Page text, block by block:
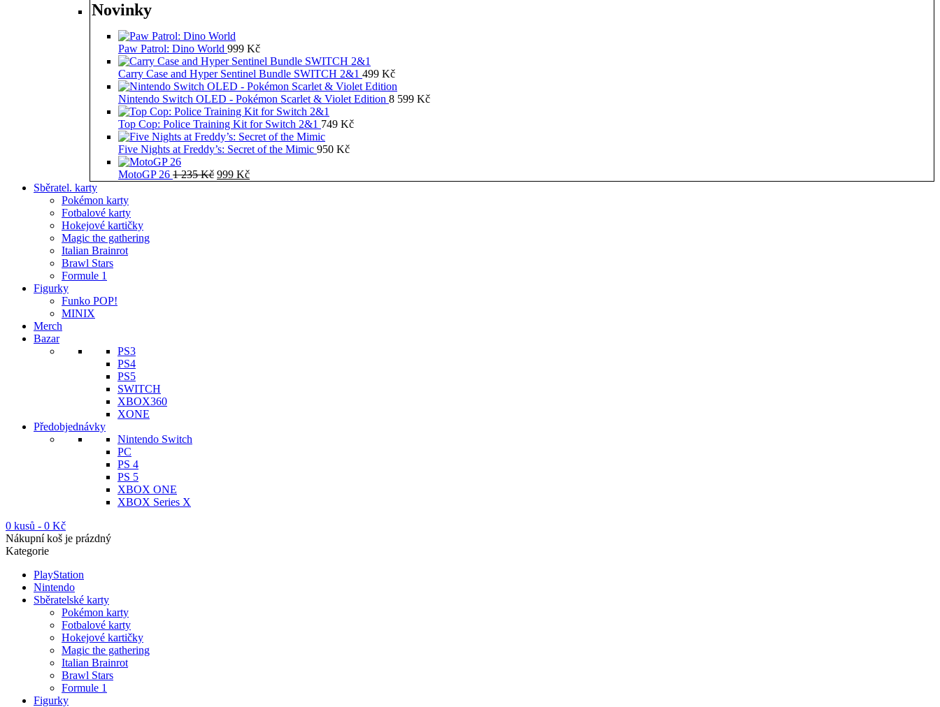
Novinky
Paw Patrol: Dino World 999 Kč
Carry Case and Hyper Sentinel Bundle SWITCH 2&1 499 Kč
Nintendo Switch OLED - Pokémon Scarlet & Violet Edition 8 599 Kč
Top Cop: Police Training Kit for Switch 2&1 749 Kč
Five Nights at Freddy’s: Secret of the Mimic 950 Kč
MotoGP 26 1 235Kč Původní
999 KčAktuální
Sběratel. karty
Pokémon karty
Fotbalové karty
Hokejové kartičky
Magic the gathering
Italian Brainrot
Brawl Stars
Formule 1
Figurky
Funko POP!
MINIX
Merch
Bazar
PS3
PS4
PS5
SWITCH
XBOX360
XONE
Předobjednávky
Nintendo Switch
PC
PS 4
PS 5
XBOX ONE
XBOX Series X
0 kusů - 0 Kč
Nákupní koš je prázdný
Kategorie
PlayStation
Nintendo
Sběratelské karty
Pokémon karty
Fotbalové karty
Hokejové kartičky
Magic the gathering
Italian Brainrot
Brawl Stars
Formule 1
Figurky